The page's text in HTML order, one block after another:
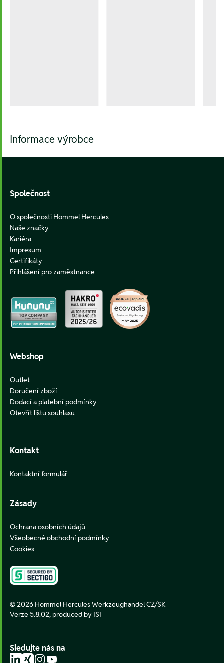
Informace výrobce
Společnost
O společnosti Hommel Hercules
Naše značky
Kariéra
Impresum
Certifikáty
Přihlášení pro zaměstnance
Webshop
Outlet
Doručení zboží
Dodací a platební podmínky
Otevřít lištu souhlasu
Kontakt
Kontaktní formulář
Zásady
Ochrana osobních údajů
Všeobecné obchodní podmínky
Cookies
© 2026 Hommel Hercules Werkzeughandel CZ/SK
Verze 5.8.02, produced by ISI
Sledujte nás na